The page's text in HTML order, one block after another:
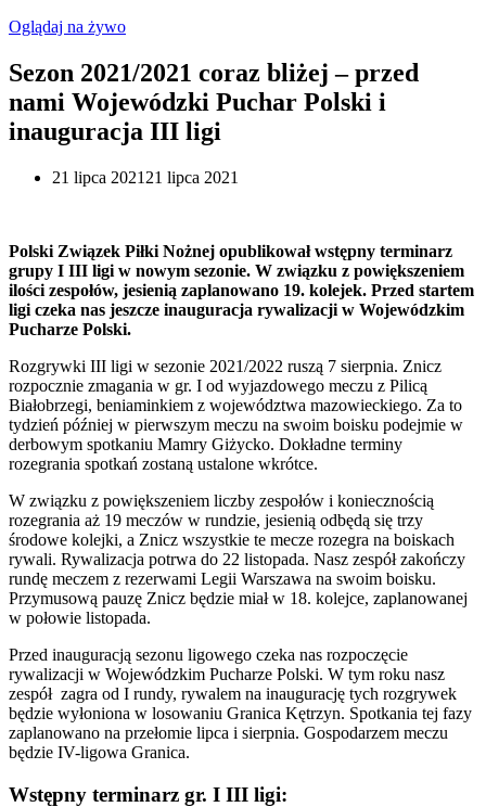
Oglądaj na żywo
Sezon 2021/2021 coraz bliżej – przed
nami Wojewódzki Puchar Polski i
inauguracja III ligi
21 lipca 2021 21 lipca 2021
Polski Związek Piłki Nożnej opublikował wstępny terminarz
grupy I III ligi w nowym sezonie. W związku z powiększeniem
ilości zespołów, jesienią zaplanowano 19. kolejek. Przed startem
ligi czeka nas jeszcze inauguracja rywalizacji w Wojewódzkim
Pucharze Polski.
Rozgrywki III ligi w sezonie 2021/2022 ruszą 7 sierpnia. Znicz
rozpocznie zmagania w gr. I od wyjazdowego meczu z Pilicą
Białobrzegi, beniaminkiem z województwa mazowieckiego. Za to
tydzień później w pierwszym meczu na swoim boisku podejmie w
derbowym spotkaniu Mamry Giżycko. Dokładne terminy
rozegrania spotkań zostaną ustalone wkrótce.
W związku z powiększeniem liczby zespołów i koniecznością
rozegrania aż 19 meczów w rundzie, jesienią odbędą się trzy
środowe kolejki, a Znicz wszystkie te mecze rozegra na boiskach
rywali. Rywalizacja potrwa do 22 listopada. Nasz zespół zakończy
rundę meczem z rezerwami Legii Warszawa na swoim boisku.
Przymusową pauzę Znicz będzie miał w 18. kolejce, zaplanowanej
w połowie listopada.
Przed inauguracją sezonu ligowego czeka nas rozpoczęcie
rywalizacji w Wojewódzkim Pucharze Polski. W tym roku nasz
zespół zagra od I rundy, rywalem na inaugurację tych rozgrywek
będzie wyłoniona w losowaniu Granica Kętrzyn. Spotkania tej fazy
zaplanowano na przełomie lipca i sierpnia. Gospodarzem meczu
będzie IV-ligowa Granica.
Wstępny terminarz gr. I III ligi: